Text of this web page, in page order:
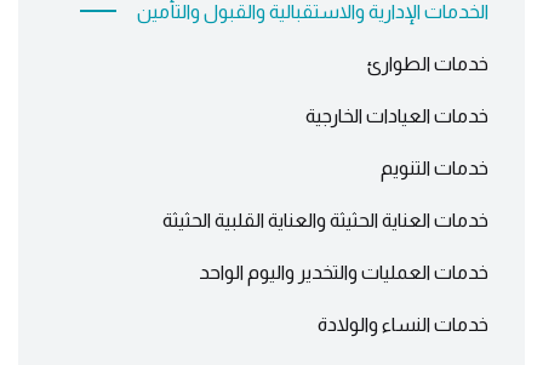
الخدمات الإدارية والاستقبالية والقبول والتأمين
خدمات الطوارئ
خدمات العيادات الخارجية
خدمات التنويم
خدمات العناية الحثيثة والعناية القلبية الحثيثة
خدمات العمليات والتخدير واليوم الواحد
خدمات النساء والولادة